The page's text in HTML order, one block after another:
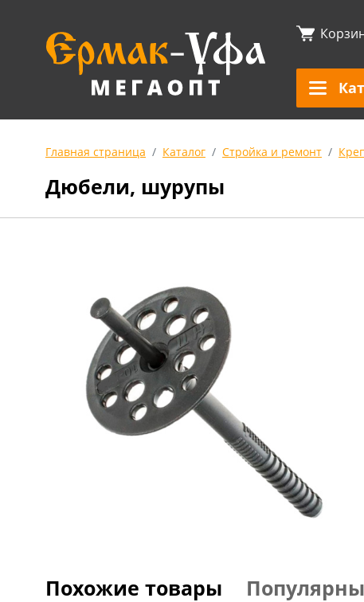
Главная страница Каталог Стройка и ремонт
Дюбели, шурупы
Похожие товары